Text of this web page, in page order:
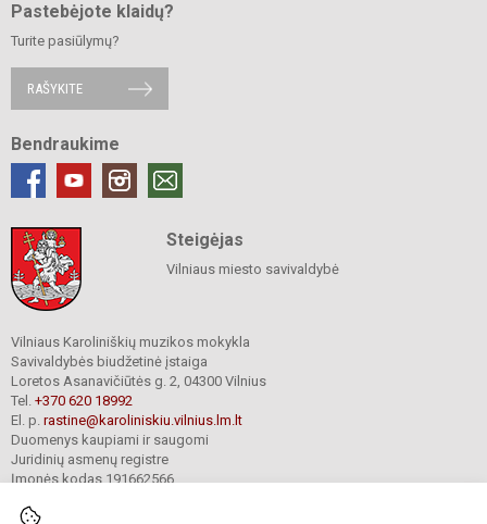
Pastebėjote klaidų?
Turite pasiūlymų?
RAŠYKITE
Bendraukime
Steigėjas
Vilniaus miesto savivaldybė
Vilniaus Karoliniškių muzikos mokykla
Savivaldybės biudžetinė įstaiga
Loretos Asanavičiūtės g. 2, 04300 Vilnius
Tel. +370 620 18992
El. p. rastine@karoliniskiu.vilnius.lm.lt
Duomenys kaupiami ir saugomi
Juridinių asmenų registre
Įmonės kodas 191662566